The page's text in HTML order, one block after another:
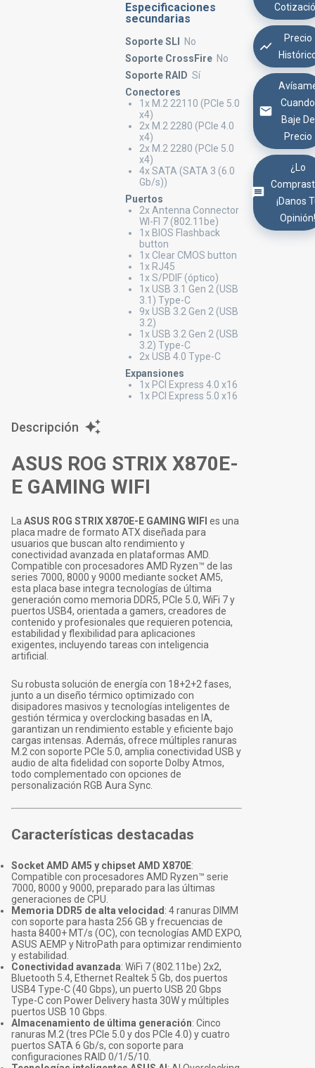
Especificaciones
secundarias
Soporte SLI
No
Soporte CrossFire No
Soporte RAID Sí
Conectores
1x M.2 22110 (PCIe 5.0
x4)
2x M.2 2280 (PCIe 4.0
x4)
2x M.2 2280 (PCIe 5.0
x4)
4x SATA (SATA 3 (6.0
Gb/s))
Puertos
2x Antenna Connector
WI-FI 7 (802.11be)
1x BIOS Flashback
button
1x Clear CMOS button
1x RJ45
1x S/PDIF (óptico)
1x USB 3.1 Gen 2 (USB
3.1) Type-C
9x USB 3.2 Gen 2 (USB
3.2)
1x USB 3.2 Gen 2 (USB
3.2) Type-C
2x USB 4.0 Type-C
Expansiones
1x PCI Express 4.0 x16
1x PCI Express 5.0 x16
Precio
Cuando
Baje De
Precio
¿Lo
¡Danos
Descripción
ASUS ROG STRIX X870E-
E GAMING WIFI
La ASUS ROG STRIX X870E-E GAMING WIFI es una
placa madre de formato ATX diseñada para
usuarios que buscan alto rendimiento y
conectividad avanzada en plataformas AMD.
Compatible con procesadores AMD Ryzen™ de las
series 7000, 8000 y 9000 mediante socket AM5,
esta placa base integra tecnologías de última
generación como memoria DDR5, PCIe 5.0, WiFi 7 y
puertos USB4, orientada a gamers, creadores de
contenido y profesionales que requieren potencia,
estabilidad y flexibilidad para aplicaciones
exigentes, incluyendo tareas con inteligencia
artificial.
Su robusta solución de energía con 18+2+2 fases,
junto a un diseño térmico optimizado con
disipadores masivos y tecnologías inteligentes de
gestión térmica y overclocking basadas en IA,
garantizan un rendimiento estable y eficiente bajo
cargas intensas. Además, ofrece múltiples ranuras
M.2 con soporte PCIe 5.0, amplia conectividad USB y
audio de alta fidelidad con soporte Dolby Atmos,
todo complementado con opciones de
personalización RGB Aura Sync.
Características destacadas
Socket AMD AM5 y chipset AMD X870E:
Compatible con procesadores AMD Ryzen™ serie
7000, 8000 y 9000, preparado para las últimas
generaciones de CPU.
Memoria DDR5 de alta velocidad : 4 ranuras DIMM
con soporte para hasta 256 GB y frecuencias de
hasta 8400+ MT/s (OC), con tecnologías AMD EXPO,
ASUS AEMP y NitroPath para optimizar rendimiento
y estabilidad.
Conectividad avanzada: WiFi 7 (802.11be) 2x2,
Bluetooth 5.4, Ethernet Realtek 5 Gb, dos puertos
USB4 Type-C (40 Gbps), un puerto USB 20 Gbps
Type-C con Power Delivery hasta 30W y múltiples
puertos USB 10 Gbps.
Almacenamiento de última generación: Cinco
ranuras M.2 (tres PCIe 5.0 y dos PCIe 4.0) y cuatro
puertos SATA 6 Gb/s, con soporte para
configuraciones RAID 0/1/5/10.